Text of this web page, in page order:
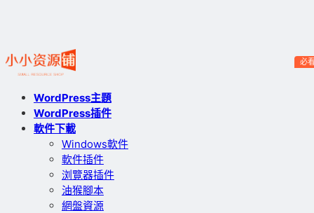
WordPress主題
WordPress插件
軟件下載
Windows軟件
軟件插件
浏覽器插件
油猴腳本
網盤資源
必